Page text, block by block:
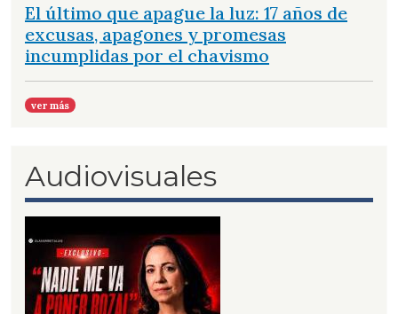
El último que apague la luz: 17 años de
excusas, apagones y promesas
incumplidas por el chavismo
ver más
Audiovisuales